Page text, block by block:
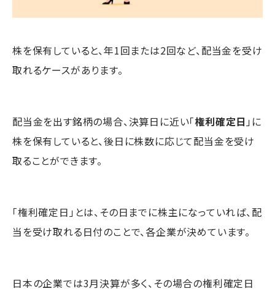
株を保有していると、年1回または2回など、配当金を受け
取れるケースがあります。
配当金を出す銘柄の場合、決算日に近い「権利確定日 」に
株を保有していると、後日に株数に応じて配当金を受け
取ることができます。
「権利確定日」とは、その日までに株主になっていれば、配
当を受け取れる日付のことで、各企業が決めています。
日本の企業では3月決算が多く、その場合の権利確定日